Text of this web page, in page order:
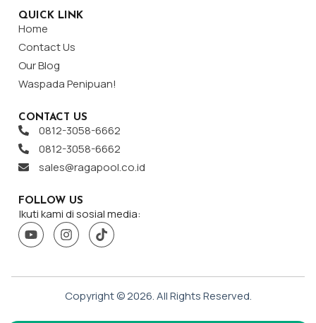
QUICK LINK
Home
Contact Us
Our Blog
Waspada Penipuan!
CONTACT US
0812-3058-6662
0812-3058-6662
sales@ragapool.co.id
FOLLOW US
Ikuti kami di sosial media:
Copyright ©2026. All Rights Reserved.